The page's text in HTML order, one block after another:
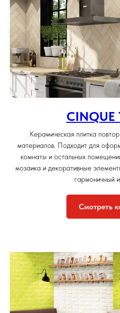
CINQUE
Керамическая плитка
материалов. Подходит для
комнаты и остальных
мозаика и декоративные
гармоничный
Смотреть